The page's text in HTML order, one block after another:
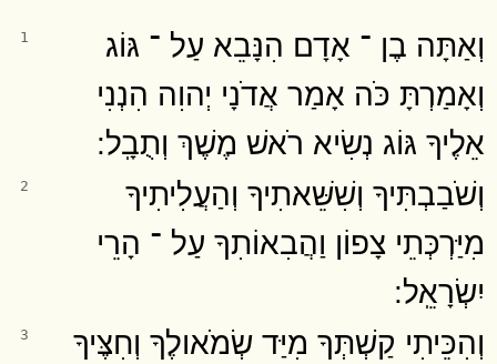
1
וְאַתָּה בֶן ־ אָדָם הִנָּבֵא עַל ־ גּוֹג
וְאָמַרְתָּ כֹּה אָמַר אֲדֹנָי יְהוִה הִנְנִי
אֵלֶיךָ גּוֹג נְשִׂיא רֹאשׁ מֶשֶׁךְ וְתֻבָֽל ׃
2
וְשֹׁבַבְתִּיךָ וְשִׁשֵּׁאתִיךָ וְהַעֲלִיתִיךָ
מִיַּרְכְּתֵי צָפוֹן וַהֲבִאוֹתִךָ עַל ־ הָרֵי
יִשְׂרָאֵֽל ׃
3
וְהִכֵּיתִי קַשְׁתְּךָ מִיַּד שְׂמֹאולֶךָ וְחִצֶּיךָ